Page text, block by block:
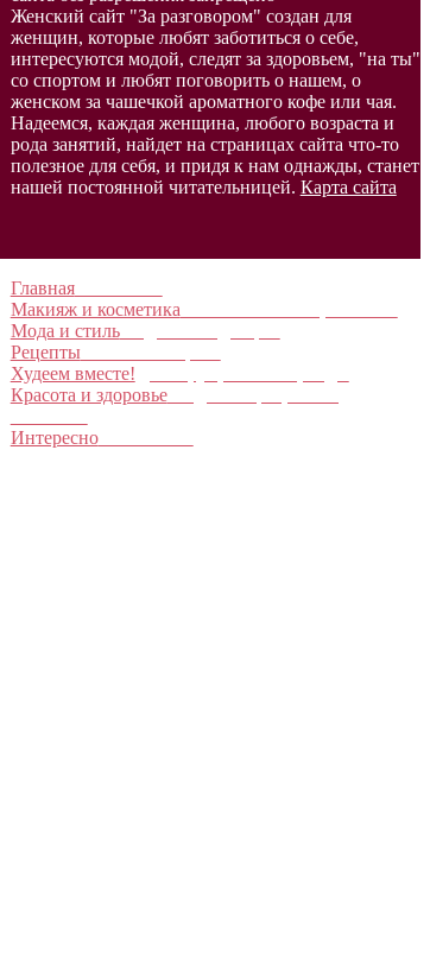
Женский сайт "За разговором" создан для
женщин, которые любят заботиться о себе,
интересуются модой, следят за здоровьем, "на ты"
со спортом и любят поговорить о нашем, о
женском за чашечкой ароматного кофе или чая.
Надеемся, каждая женщина, любого возраста и
рода занятий, найдет на страницах сайта что-то
полезное для себя, и придя к нам однажды, станет
нашей постоянной читательницей. Карта сайта
Главнаяв начало…
Макияж и косметика
Мода и стильМодные тенденции
РецептыПошагово с фото
Худеем вместе!
Красота и здоровьеУход за лицом, телом,
ИнтересноОбо всем…